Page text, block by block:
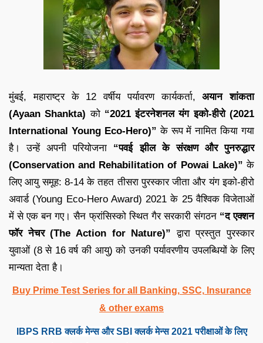
मुंबई, महाराष्ट्र के 12 वर्षीय पर्यावरण कार्यकर्ता,अयान शांकता
(Ayaan Shankta) को “2021 इंटरनेशनल यंग इको-हीरो (2021
International Young Eco-Hero)”के रूप में नामित किया गया
है। उन्हें अपनी परियोजना “पवई झील के संरक्षण और पुनरुद्धार
(Conservation and Rehabilitation of Powai Lake)” के
लिए आयु समूह: 8-14 के तहत तीसरा पुरस्कार जीता और यंग इको-हीरो
अवार्ड (Young Eco-Hero Award) 2021 के 25 वैश्विक विजेताओं
में से एक बन गए। सैन फ्रांसिस्को स्थित गैर सरकारी संगठन “द एक्शन
फॉर नेचर (The Action for Nature)” द्वारा प्रस्तुत पुरस्कार
युवाओं (8 से 16 वर्ष की आयु) को उनकी पर्यावरणीय उपलब्धियों के लिए
मान्यता देता है।
Buy Prime Test Series for all Banking, SSC, Insurance
& other exams
IBPS RRB क्लर्क मेन्स और SBI क्लर्क मेन्स 2021 परीक्षाओं के लिए